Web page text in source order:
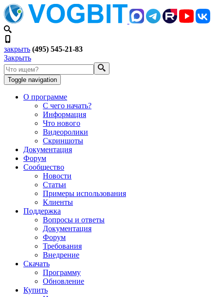
закрыть (495) 545-21-83
Закрыть
Toggle navigation
О программе
С чего начать?
Информация
Что нового
Видеоролики
Скриншоты
Документация
Форум
Сообщество
Новости
Статьи
Примеры использования
Клиенты
Поддержка
Вопросы и ответы
Документация
Форум
Требования
Внедрение
Скачать
Программу
Обновление
Купить